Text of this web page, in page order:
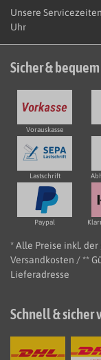
Unsere
Uhr
Sicher &
Vorauskasse
Lastschrift
Paypal
* Alle Preise inkl.
Versandkosten / **
Lieferadresse
Schnell & sicher